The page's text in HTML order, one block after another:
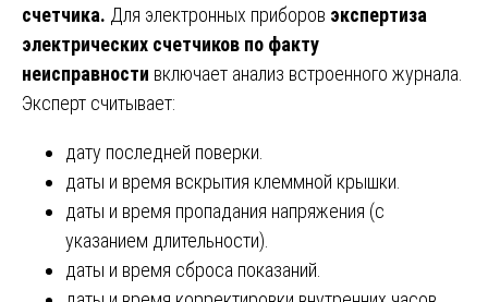
счетчика. Для электронных приборов экспертиза
электрических счетчиков по факту
неисправности включает анализ встроенного журнала.
Эксперт считывает:
дату последней поверки.
даты и время вскрытия клеммной крышки.
даты и время пропадания напряжения (с
указанием длительности).
даты и время сброса показаний.